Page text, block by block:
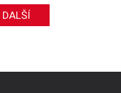
DALŠÍ